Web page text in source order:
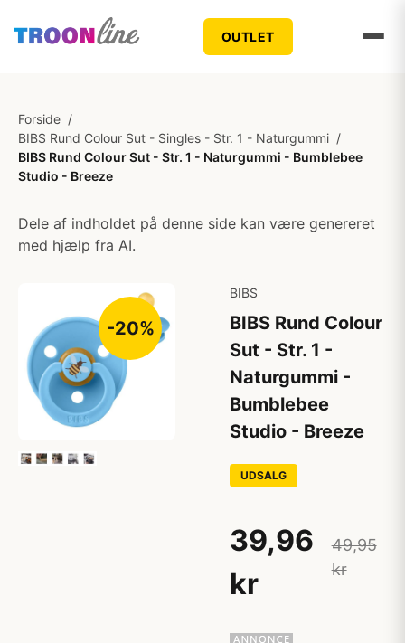
OUTLET
Forside /
BIBS Rund Colour Sut - Singles - Str. 1 - Naturgummi /
BIBS Rund Colour Sut - Str. 1 - Naturgummi - Bumblebee
Studio - Breeze
Dele af indholdet på denne side kan være genereret
med hjælp fra AI.
-20%
BIBS
BIBS Rund Colour
Sut - Str. 1 -
Naturgummi -
Bumblebee
Studio - Breeze
UDSALG
39,96
kr
49,95
kr